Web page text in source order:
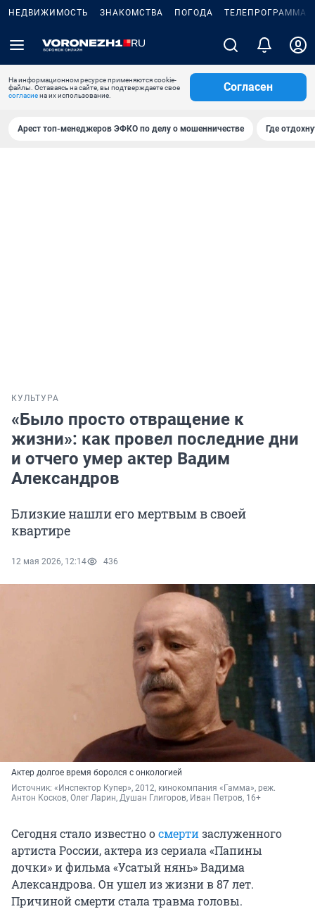
НЕДВИЖИМОСТЬ ЗНАКОМСТВА ПОГОДА ТЕЛЕПРОГРАММА
На информационном ресурсе применяются cookie-
файлы. Оставаясь на сайте, вы подтверждаете свое
согласиена их использование.
Согласен
Арест топ-менеджеров ЭФКО по делу о мошенничестве Где
КУЛЬТУРА
«Было просто отвращение к
жизни»: как провел последние дни
и отчего умер актер Вадим
Александров
Близкие нашли его мертвым в своей
квартире
12 мая 2026, 12:14 436
Актер долгое время боролся с онкологией
Источник: «Инспектор Купер», 2012, кинокомпания «Гамма», реж.
Антон Косков, Олег Ларин, Душан Глигоров, Иван Петров, 16+
Сегодня стало известно осмертизаслуженного
артиста России, актера из сериала «Папины
дочки» и фильма «Усатый нянь» Вадима
Александрова. Он ушел из жизни в 87 лет.
Причиной смерти стала травма головы.